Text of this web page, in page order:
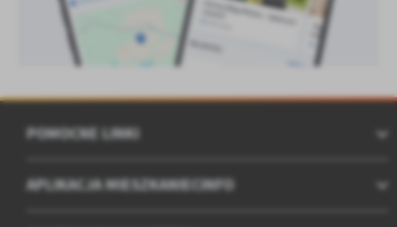
POMOCNE LINKI
APLIKACJA MIESZKANIECINFO